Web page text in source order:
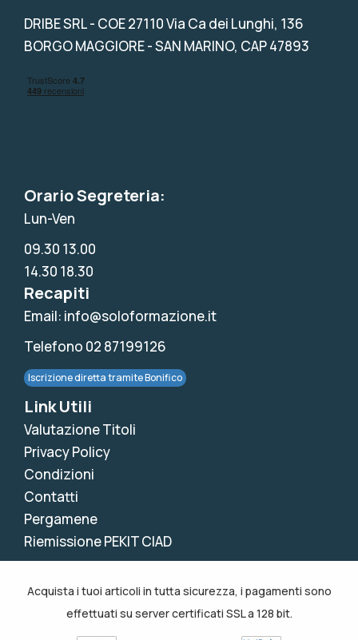
DRIBE SRL- COE 27110 Via Ca dei Lunghi, 136
BORGO MAGGIORE - SAN MARINO, CAP 47893
Orario Segreteria:
Lun-Ven
09.30 13.00
14.30 18.30
Recapiti
Email: info@soloformazione.it
Telefono 02 87199126
Iscrizione diretta tramite Bonifico
Link Utili
Valutazione Titoli
Privacy Policy
Condizioni
Contatti
Pergamene
Riemissione PEKIT CIAD
Acquista i tuoi articoli in tutta sicurezza, i pagamenti sono
effettuati su server certificati SSL a 128 bit.